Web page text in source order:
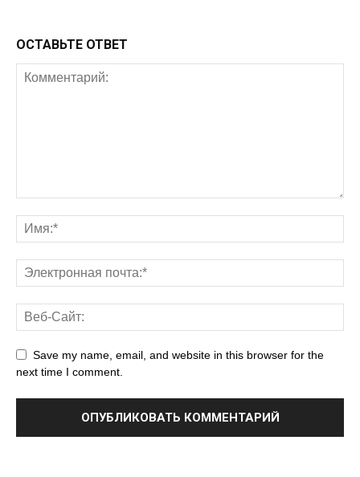
ОСТАВЬТЕ ОТВЕТ
Save my name, email, and website in this browser for the
next time I comment.